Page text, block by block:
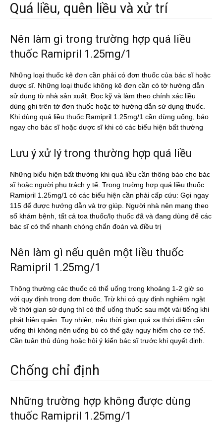
Quá liều, quên liều và xử trí
Nên làm gì trong trường hợp quá liều
thuốc Ramipril 1.25mg/1
Những loại thuốc kê đơn cần phải có đơn thuốc của bác sĩ hoặc
dược sĩ. Những loại thuốc không kê đơn cần có tờ hướng dẫn
sử dụng từ nhà sản xuất. Đọc kỹ và làm theo chính xác liều
dùng ghi trên tờ đơn thuốc hoặc tờ hướng dẫn sử dụng thuốc.
Khi dùng quá liều thuốc Ramipril 1.25mg/1 cần dừng uống, báo
ngay cho bác sĩ hoặc dược sĩ khi có các biểu hiện bất thường
Lưu ý xử lý trong thường hợp quá liều
Những biểu hiện bất thường khi quá liều cần thông báo cho bác
sĩ hoặc người phụ trách y tế. Trong trường hợp quá liều thuốc
Ramipril 1.25mg/1 có các biểu hiện cần phải cấp cứu: Gọi ngay
115 để được hướng dẫn và trợ giúp. Người nhà nên mang theo
sổ khám bệnh, tất cả toa thuốc/lọ thuốc đã và đang dùng để các
bác sĩ có thể nhanh chóng chẩn đoán và điều trị
Nên làm gì nếu quên một liều thuốc
Ramipril 1.25mg/1
Thông thường các thuốc có thể uống trong khoảng 1-2 giờ so
với quy định trong đơn thuốc. Trừ khi có quy định nghiêm ngặt
về thời gian sử dụng thì có thể uống thuốc sau một vài tiếng khi
phát hiện quên. Tuy nhiên, nếu thời gian quá xa thời điểm cần
uống thì không nên uống bù có thể gây nguy hiểm cho cơ thể.
Cần tuân thủ đúng hoặc hỏi ý kiến bác sĩ trước khi quyết định.
Chống chỉ định
Những trường hợp không được dùng
thuốc Ramipril 1.25mg/1